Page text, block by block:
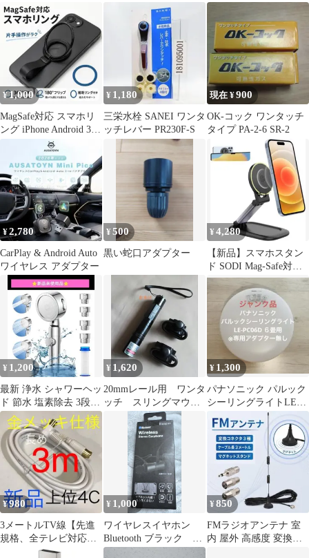
バービット L字ソケッ
売り 大量 カラビナ ア
ダプター
¥1,000
MagSafe対応 スマホリ
ング iPhone Android 360
度回転
¥ 1,180
三栄水栓 SANEI ワンタ
ッチレバー PR230F-S
現在 ¥900
OK-コック ワンタッチ
タイプ PA-2-6 SR-2
¥2,780
CarPlay & Android Auto
ワイヤレス アダプター
¥500
黒い蛇口アダプター
¥ 4,280
【新品】スマホスタン
ド SODI Mag-Safe対応
iPhone マウント
¥ 1,200
最新 浄水 シャワーヘッ
ド 節水 塩素除去 3段階
モード 角度調整 アダプ
ター付
¥ 1,620
20mmレール用 ワンタ
ッチ スリングマウン
ト ２個セット おまけ
¥ 1,300
パナソニック パルック
シーリングライトLE-
PC06D ６畳用 専用アダ
プター無
¥980
3メートルTV線【先進
規格、全テレビ対応、
分波,分配器にも】アン
¥ 1,000
ワイヤレスイヤホン
Bluetooth ブラック マ
グネットOTA-118BK
¥850
FMラジオアンテナ 室
内 屋外 高感度 変換ア